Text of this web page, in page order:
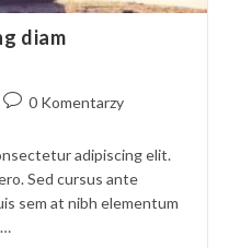
diam
Post0 Komentarzy
adipiscing elit.
Sed cursus ante
sem at nibh elementum